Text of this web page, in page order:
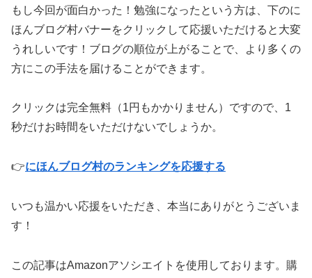
もし今回が面白かった！勉強になったという方は、下のに
ほんブログ村バナーをクリックして応援いただけると大変
うれしいです！ブログの順位が上がることで、より多くの
方にこの手法を届けることができます。
クリックは完全無料（1円もかかりません）ですので、1
秒だけお時間をいただけないでしょうか。
👉にほんブログ村のランキングを応援する
いつも温かい応援をいただき、本当にありがとうございま
す！
この記事はAmazonアソシエイトを使用しております。購